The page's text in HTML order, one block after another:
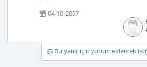
04-10-2007
Bu yanıt için yorum eklemek